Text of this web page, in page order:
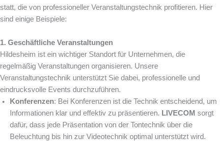
statt, die von professioneller Veranstaltungstechnik profitieren. Hier
sind einige Beispiele:
1. Geschäftliche Veranstaltungen
Hildesheim ist ein wichtiger Standort für Unternehmen, die
regelmäßig Veranstaltungen organisieren. Unsere
Veranstaltungstechnik unterstützt Sie dabei, professionelle und
eindrucksvolle Events durchzuführen.
Konferenzen: Bei Konferenzen ist die Technik entscheidend, um
Informationen klar und effektiv zu präsentieren. LIVECOM sorgt
dafür, dass jede Präsentation von der Tontechnik über die
Beleuchtung bis hin zur Videotechnik optimal unterstützt wird.